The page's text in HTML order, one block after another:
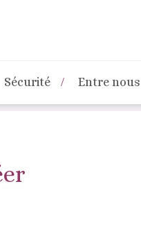
Sécurité Entre nous